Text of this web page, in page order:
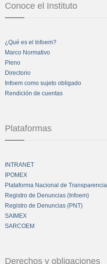
Conoce el Instituto
¿Qué es el Infoem?
Marco Normativo
Pleno
Directorio
Infoem como sujeto obligado
Rendición de cuentas
Plataformas
INTRANET
IPOMEX
Plataforma Nacional de Transparencia
Registro de Denuncias (Infoem)
Registro de Denuncias (PNT)
SAIMEX
SARCOEM
Derechos y obligaciones